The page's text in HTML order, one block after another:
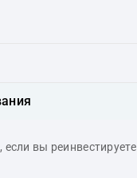
вы реинвестируете